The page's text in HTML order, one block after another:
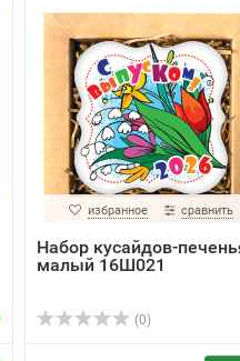
избранное сравнить
Набор кусайдов-
малый 16Ш021
(0)